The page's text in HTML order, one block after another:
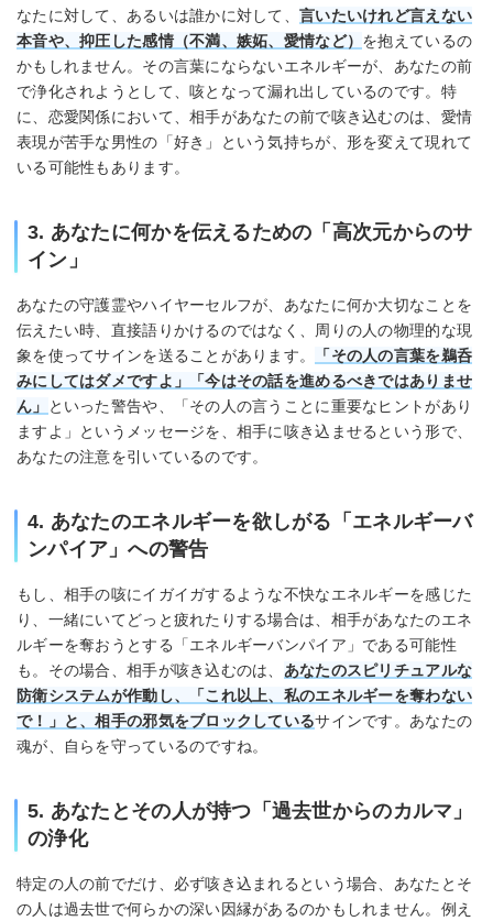
なたに対して、あるいは誰かに対して、言いたいけれど言えない
本音や、抑圧した感情（不満、嫉妬、愛情など） を抱えているの
かもしれません。その言葉にならないエネルギーが、あなたの前
で浄化されようとして、咳となって漏れ出しているのです。特
に、恋愛関係において、相手があなたの前で咳き込むのは、愛情
表現が苦手な男性の「好き」という気持ちが、形を変えて現れて
いる可能性もあります。
3. あなたに何かを伝えるための「高次元からのサ
イン」
あなたの守護霊やハイヤーセルフが、あなたに何か大切なことを
伝えたい時、直接語りかけるのではなく、周りの人の物理的な現
象を使ってサインを送ることがあります。
「その人の言葉を鵜呑
みにしてはダメですよ」「今はその話を進めるべきではありませ
ん」
といった警告や、「その人の言うことに重要なヒントがあり
ますよ」というメッセージを、相手に咳き込ませるという形で、
あなたの注意を引いているのです。
4. あなたのエネルギーを欲しがる「エネルギーバ
ンパイア」への警告
もし、相手の咳にイガイガするような不快なエネルギーを感じた
り、一緒にいてどっと疲れたりする場合は、相手があなたのエネ
ルギーを奪おうとする「エネルギーバンパイア」である可能性
も。その場合、相手が咳き込むのは、 あなたのスピリチュアルな
防衛システムが作動し、「これ以上、私のエネルギーを奪わない
で！」と、相手の邪気をブロックしているサインです。あなたの
魂が、自らを守っているのですね。
5. あなたとその人が持つ「過去世からのカルマ」
の浄化
特定の人の前でだけ、必ず咳き込まれるという場合、あなたとそ
の人は過去世で何らかの深い因縁があるのかもしれません。例え